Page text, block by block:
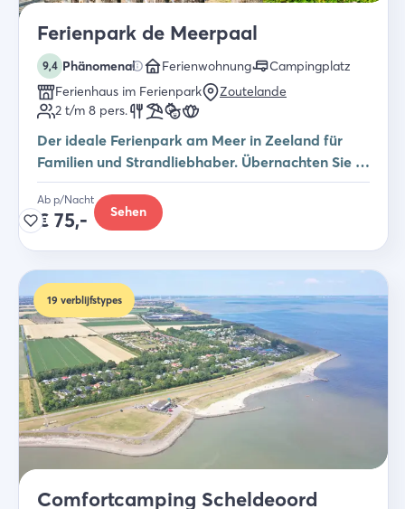
Ferienpark de Meerpaal
9,4 Phänomenal Ferienwohnung
Campingplatz
Ferienhaus im Ferienpark
Zoutelande
2 t/m 8 pers.
Der ideale Ferienpark am Meer in Zeeland für
Familien und Strandliebhaber. Übernachten Sie in
einem Studio, Safarizelt oder Ferienhaus.
Ab p/Nacht
€ 75,- Sehen
19 verblijfstypes
Comfortcamping Scheldeoord